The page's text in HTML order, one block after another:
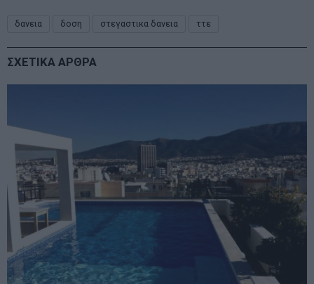
δανεια δοση στεγαστικα δανεια ττε
ΣΧΕΤΙΚΑ ΑΡΘΡΑ